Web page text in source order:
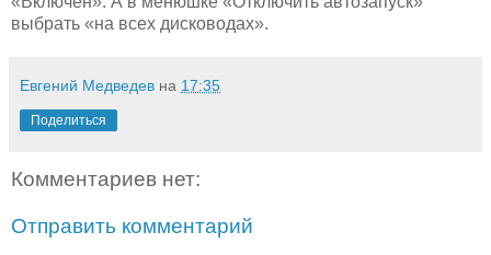
выбрать «на всех дисководах».
Евгений Медведев на 17:35
Поделиться
Комментариев нет:
Отправить комментарий